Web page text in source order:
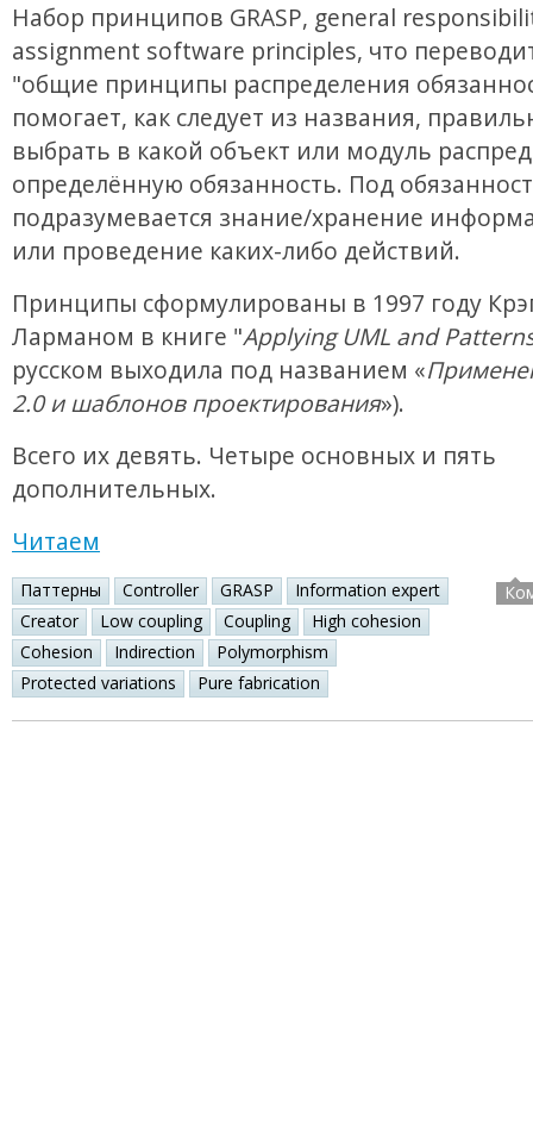
Набор принципов GRASP, general
assignment software principles, что
"общие принципы распределения
помогает, как следует из названия,
выбрать в какой объект или модуль
определённую обязанность. Под
подразумевается знание/хранение
или проведение каких-либо действий.
Принципы сформулированы в 1997 году
Ларманом в книге "Applying UML and
русском выходила под названием «
2.0 и шаблонов проектирования»).
Всего их девять. Четыре основных и пять
дополнительных.
Читаем
Паттерны Controller GRASP
Information expert
Creator
Low coupling Coupling
High cohesion
Cohesion
Indirection
Polymorphism
Protected variations
Pure fabrication